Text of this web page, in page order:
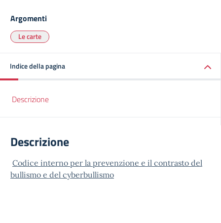
Argomenti
Le carte
Indice della pagina
Descrizione
Descrizione
Codice interno per la prevenzione e il contrasto del
bullismo e del cyberbullismo